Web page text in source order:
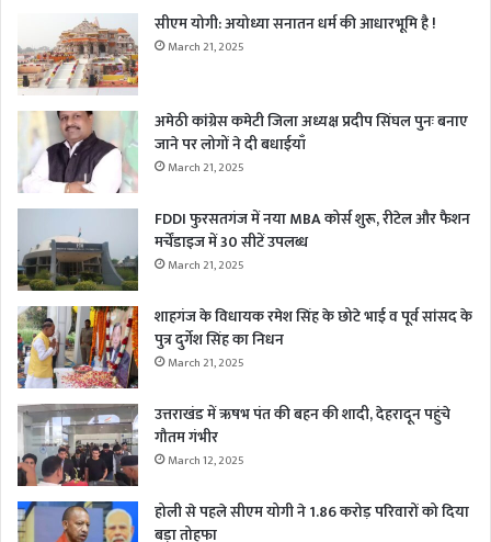
सीएम योगी: अयोध्या सनातन धर्म की आधारभूमि है !
March 21, 2025
अमेठी कांग्रेस कमेटी जिला अध्यक्ष प्रदीप सिंघल पुनः बनाए
जाने पर लोगों ने दी बधाईयाँ
March 21, 2025
FDDI फुरसतगंज में नया MBA कोर्स शुरू, रीटेल और फैशन
मर्चेंडाइज में 30 सीटें उपलब्ध
March 21, 2025
शाहगंज के विधायक रमेश सिंह के छोटे भाई व पूर्व सांसद के
पुत्र दुर्गेश सिंह का निधन
March 21, 2025
उत्तराखंड में ऋषभ पंत की बहन की शादी, देहरादून पहुंचे
गौतम गंभीर
March 12, 2025
होली से पहले सीएम योगी ने 1.86 करोड़ परिवारों को दिया
बड़ा तोहफा